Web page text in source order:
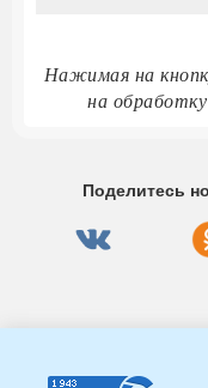
Нажимая на
на
Поделитесь